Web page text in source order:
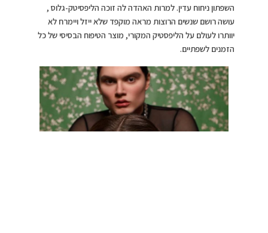
השפתון ניחוח עדין. למרות האהדה לה זוכה הליפסיטק-גלוס ,
עושה רושם שנשים הרוצות מראה מוקפד שלא ייזל ויימרח לא
יוותרו לעולם על הליפסטיק המקורי, מוצר הטיפוח הבסיסי של כל
הזמנים לשפתיים.